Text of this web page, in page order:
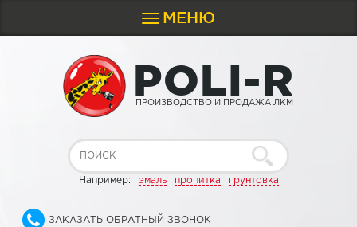
Toggle
navigation
МЕНЮ
POLI-R
ПРОИЗВОДСТВО И ПРОДАЖА ЛКМ
Например: эмаль пропитка грунтовка
ЗАКАЗАТЬ ОБРАТНЫЙ ЗВОНОК